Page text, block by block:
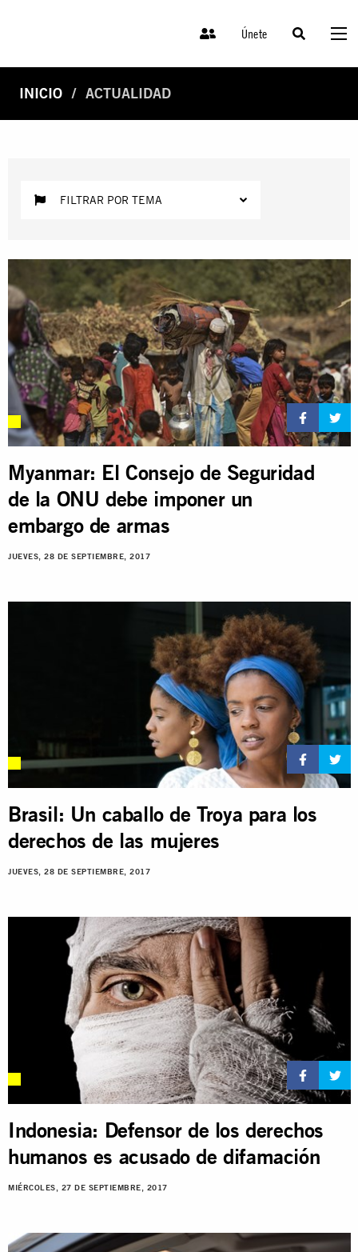
Únete
INICIO ACTUALIDAD
FILTRAR POR TEMA
Myanmar: El Consejo de Seguridad
de la ONU debe imponer un
embargo de armas
JUEVES, 28 DE SEPTIEMBRE, 2017
Brasil: Un caballo de Troya para los
derechos de las mujeres
JUEVES, 28 DE SEPTIEMBRE, 2017
Indonesia: Defensor de los derechos
humanos es acusado de difamación
MIÉRCOLES, 27 DE SEPTIEMBRE, 2017